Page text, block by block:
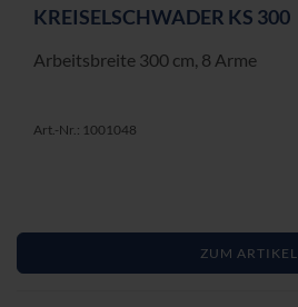
KREI­SEL­SCHWA­DER KS 300
Ar­beits­brei­te 300 cm, 8 Arme
Art.-Nr.: 1001048
ZUM ARTIKEL